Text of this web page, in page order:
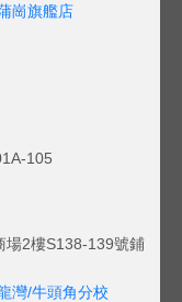
崗旗艦店
105
場2樓S138-139號鋪
灣/牛頭角分校